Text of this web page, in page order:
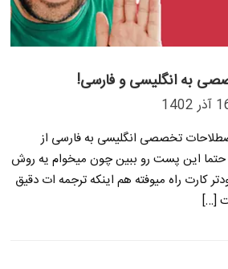
به انگلیسی و فارسی!
1402
تخصصی انگلیسی به فارسی از
حتما این پست رو ببین چون میخوام یه روش
کارت راه میوفته هم اینکه ترجمه ات دقیق
[…]